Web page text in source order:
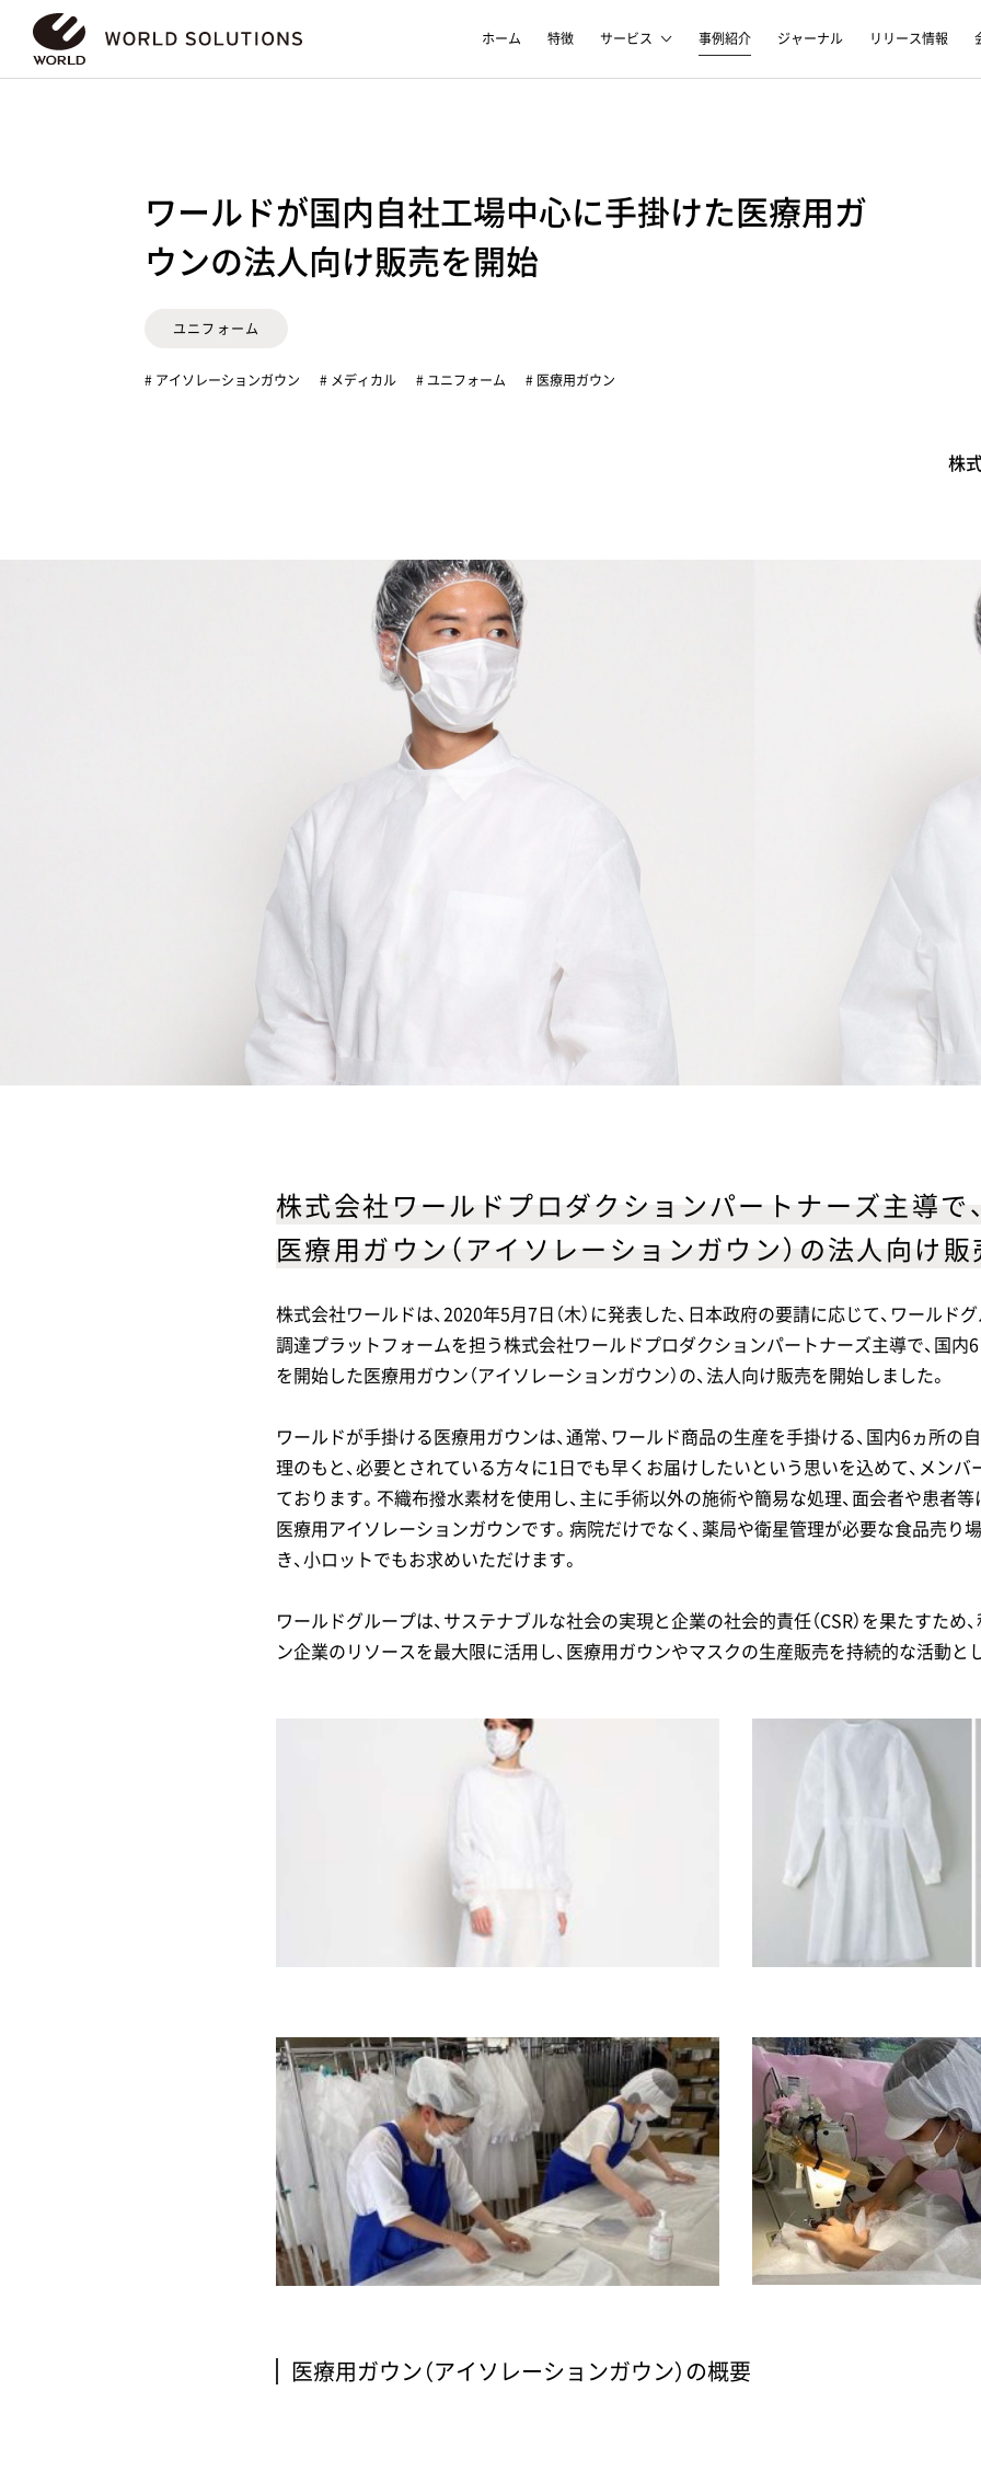
ホーム 特徴 サービス 事例紹介 ジャーナル リリース情報
ワールドが国内自社工場中心に手掛けた医療用ガ
ウンの法人向け販売を開始
ユニフォーム
# アイソレーションガウン # メディカル # ユニフォーム # 医療用ガウン
株
株式会社ワールドプロダクションパートナーズ主導で
医療用ガウン（アイソレーションガウン）の法人向け販
株式会社ワールドは、2020年5月7日（木）に発表した、日本政府の要請に応じて、ワールド
調達プラットフォームを担う株式会社ワールドプロダクションパートナーズ主導で、国内
を開始した医療用ガウン（アイソレーションガウン）の、法人向け販売を開始しました。
ワールドが手掛ける医療用ガウンは、通常、ワールド商品の生産を手掛ける、国内6ヵ所の
理のもと、必要とされている方々に1日でも早くお届けしたいという思いを込めて、メン
ております。不織布撥水素材を使用し、主に手術以外の施術や簡易な処理、面会者や患者
医療用アイソレーションガウンです。病院だけでなく、薬局や衛星管理が必要な食品売り
き、小ロットでもお求めいただけます。
ワールドグループは、サステナブルな社会の実現と企業の社会的責任（CSR）を果たすため
ン企業のリソースを最大限に活用し、医療用ガウンやマスクの生産販売を持続的な活動と
医療用ガウン（アイソレーションガウン）の概要